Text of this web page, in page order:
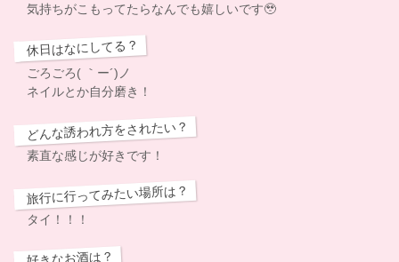
気持ちがこもってたらなんでも嬉しいです🥹
休日はなにしてる？
ごろごろ( ｀ー´)ノ
ネイルとか自分磨き！
どんな誘われ方をされたい？
素直な感じが好きです！
旅行に行ってみたい場所は？
タイ！！！
好きなお酒は？